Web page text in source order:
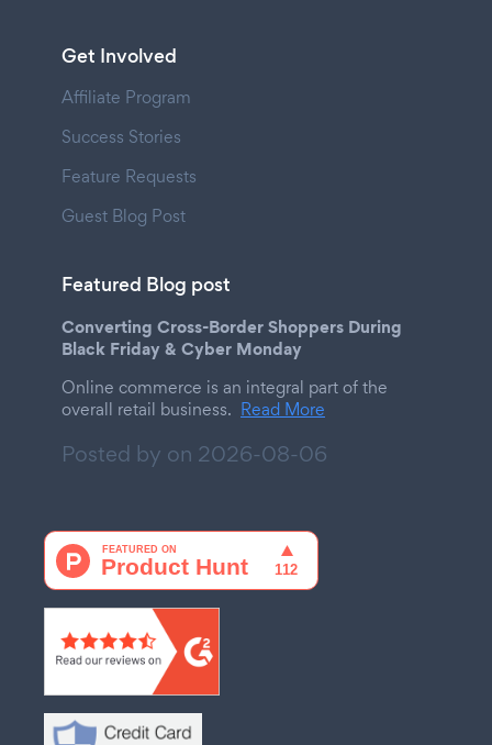
Get Involved
Affiliate Program
Success Stories
Feature Requests
Guest Blog Post
Featured Blog post
Converting Cross-Border Shoppers During
Black Friday & Cyber Monday
Online commerce is an integral part of the
overall retail business. Read More
Posted by on 2026-08-06